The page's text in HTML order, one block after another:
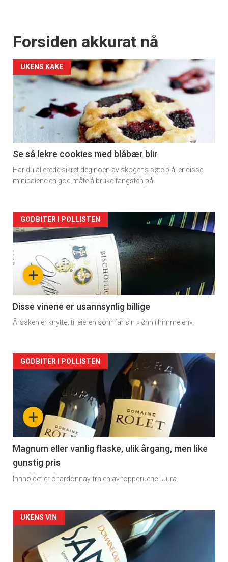
Forsiden akkurat nå
UKENS KAKE
Se så lekre cookies med blåbær blir
Har du allerede sikret deg noen av skogens søte blå, er disse
minipaiene en god måte å bruke fangsten på.
Forsiden
akkurat
nå
2
+
GODBITER I POLLISTEN
Disse vinene er usannsynlig billige
Årsaken er knyttet til eieren som får sin «lønn i himmelen».
Forsiden
akkurat
nå
3
+
GODBITER I POLLISTEN
Magnum eller vanlig flaske, ulik årgang, men like
gunstig pris
Innholdet er chardonnay fra en av toppcruene i Jura.
Forsiden
akkurat
UKENS VIN